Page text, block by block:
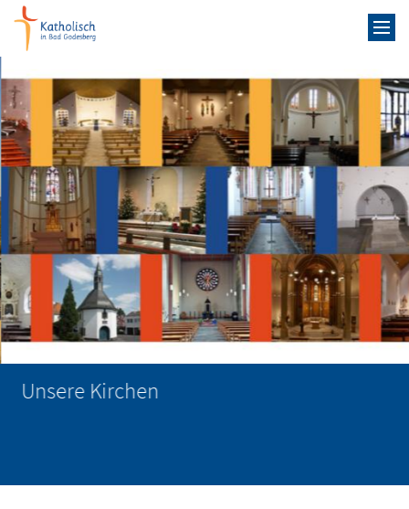
Zum Inhalt springen
Unsere Kirchen